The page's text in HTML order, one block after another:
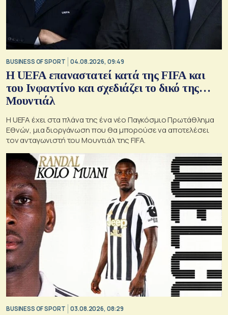
BUSINESS OF SPORT 04.08.2026, 09:49
Η UEFA επαναστατεί κατά της FIFA και
του Ινφαντίνο και σχεδιάζει το δικό της…
Μουντιάλ
Η UEFA έχει στα πλάνα της ένα νέο Παγκόσμιο Πρωτάθλημα
Εθνών, μια διοργάνωση που θα μπορούσε να αποτελέσει
τον ανταγωνιστή του Μουντιάλ της FIFA.
BUSINESS OF SPORT 03.08.2026, 08:29